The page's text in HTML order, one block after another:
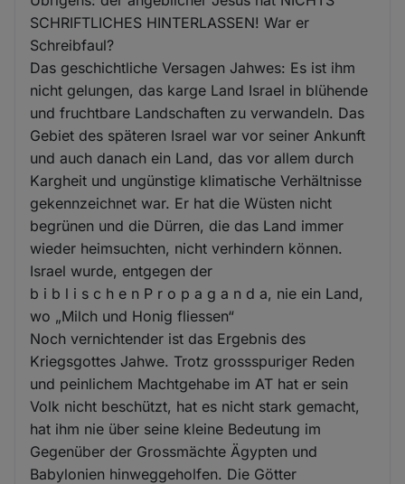
SCHRIFTLICHES HINTERLASSEN! War er
Schreibfaul?
Das geschichtliche Versagen Jahwes: Es ist ihm
nicht gelungen, das karge Land Israel in blühende
und fruchtbare Landschaften zu verwandeln. Das
Gebiet des späteren Israel war vor seiner Ankunft
und auch danach ein Land, das vor allem durch
Kargheit und ungünstige klimatische Verhältnisse
gekennzeichnet war. Er hat die Wüsten nicht
begrünen und die Dürren, die das Land immer
wieder heimsuchten, nicht verhindern können.
Israel wurde, entgegen der
b i b l i s c h e n P r o p a g a n d a, nie ein Land,
wo „Milch und Honig fliessen“
Noch vernichtender ist das Ergebnis des
Kriegsgottes Jahwe. Trotz grossspuriger Reden
und peinlichem Machtgehabe im AT hat er sein
Volk nicht beschützt, hat es nicht stark gemacht,
hat ihm nie über seine kleine Bedeutung im
Gegenüber der Grossmächte Ägypten und
Babylonien hinweggeholfen. Die Götter